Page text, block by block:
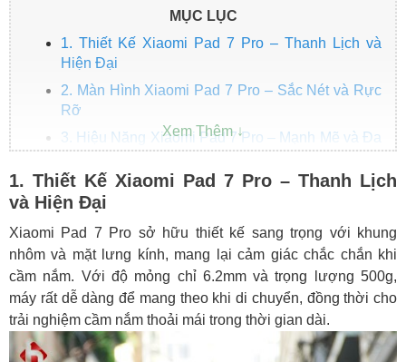
MỤC LỤC
1. Thiết Kế Xiaomi Pad 7 Pro – Thanh Lịch và
Hiện Đại
2. Màn Hình Xiaomi Pad 7 Pro – Sắc Nét và Rực
Rỡ
3. Hiệu Năng Xiaomi Pad 7 Pro – Mạnh Mẽ và Đa
4. Pin và Sạc Nhanh – Thời Gian Sử Dụng Lâu
Dài
5. Camera – Đủ Dùng Cho Nhu Cầu Cơ Bản
6. Giá Bán Xiaomi Pad 7 Pro – Phù Hợp Với Giá
Trị
7. Tổng Kết – Có Nên Mua Xiaomi Pad 7 Pro?
1. Thiết Kế Xiaomi Pad 7 Pro – Thanh Lịch
và Hiện Đại
Xiaomi Pad 7 Pro sở hữu thiết kế sang trọng với khung
nhôm và mặt lưng kính, mang lại cảm giác chắc chắn khi
cầm nắm. Với độ mỏng chỉ 6.2mm và trọng lượng 500g,
máy rất dễ dàng để mang theo khi di chuyển, đồng thời cho
trải nghiệm cầm nắm thoải mái trong thời gian dài.